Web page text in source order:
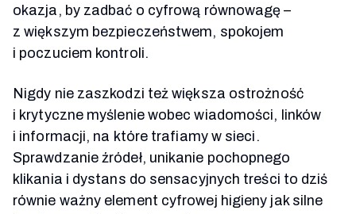
okazja, by zadbać o cyfrową równowagę –
z większym bezpieczeństwem, spokojem
i poczuciem kontroli.
Nigdy nie zaszkodzi też większa ostrożność
i krytyczne myślenie wobec wiadomości, linków
i informacji, na które trafiamy w sieci.
Sprawdzanie źródeł, unikanie pochopnego
klikania i dystans do sensacyjnych treści to dziś
równie ważny element cyfrowej higieny jak silne